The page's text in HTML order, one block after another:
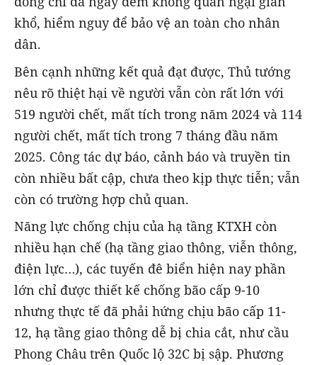
khổ, hiểm nguy để bảo vệ an toàn cho nhân
dân.
Bên cạnh những kết quả đạt được, Thủ tướng
nêu rõ thiệt hại về người vẫn còn rất lớn với
519 người chết, mất tích trong năm 2024 và 114
người chết, mất tích trong 7 tháng đầu năm
2025. Công tác dự báo, cảnh báo và truyền tin
còn nhiều bất cập, chưa theo kịp thực tiễn; vẫn
còn có trường hợp chủ quan.
Năng lực chống chịu của hạ tầng KTXH còn
nhiều hạn chế (hạ tầng giao thông, viễn thông,
điện lực…), các tuyến đê biển hiện nay phần
lớn chỉ được thiết kế chống bão cấp 9-10
nhưng thực tế đã phải hứng chịu bão cấp 11-
12, hạ tầng giao thông dễ bị chia cắt, như cầu
Phong Châu trên Quốc lộ 32C bị sập. Phương